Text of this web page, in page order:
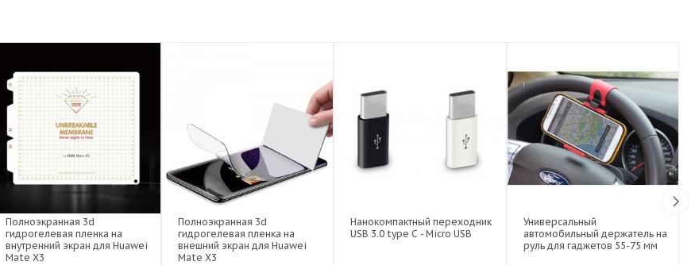
Полноэкранная 3d
гидрогелевая пленка на
внутренний экран для Huawei
Mate X3
Полноэкранная 3d
гидрогелевая пленка на
внешний экран для Huawei
Mate X3
Нанокомпактный переходник
USB 3.0 type C - Micro USB
Универсальный
автомобильный держатель на
руль для гаджетов 55-75 мм